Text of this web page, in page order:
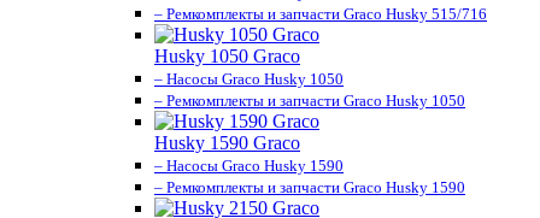
– Ремкомплекты и запчасти Graco Husky 515/716
Husky 1050 Graco
– Насосы Graco Husky 1050
– Ремкомплекты и запчасти Graco Husky 1050
Husky 1590 Graco
– Насосы Graco Husky 1590
– Ремкомплекты и запчасти Graco Husky 1590